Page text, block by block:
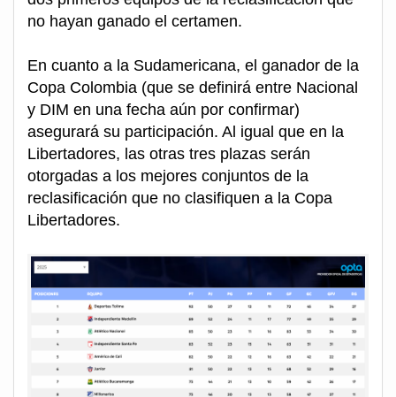
no hayan ganado el certamen.
En cuanto a la Sudamericana, el ganador de la
Copa Colombia (que se definirá entre Nacional
y DIM en una fecha aún por confirmar)
asegurará su participación. Al igual que en la
Libertadores, las otras tres plazas serán
otorgadas a los mejores conjuntos de la
reclasificación que no clasifiquen a la Copa
Libertadores.